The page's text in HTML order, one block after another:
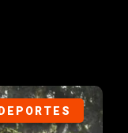
DEPORTES